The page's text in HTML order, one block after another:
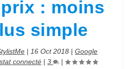
: moins
simple
| 16 Oct 2018 |Google
connecté |3 |